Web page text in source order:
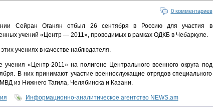
0 комментариев
Сейран Оганян отбыл 26 сентября в Россию для участия в
учений «Центр — 2011», проводимых в рамках ОДКБ в Чебаркуле.
учениях в качестве наблюдателя.
учения «Центр-2011» на полигоне Центрального военного округа под
В них принимают участие военнослужащие отрядов специального
из Нижнего Тагила, Челябинска и Казани.
Информационно-аналитическое агентство NEWS.am